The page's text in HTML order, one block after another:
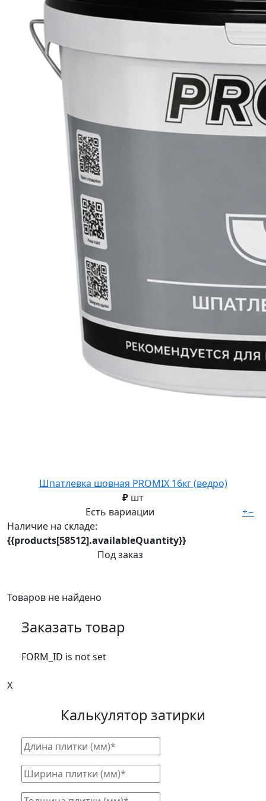
Шпатлевка шовная PROMIX 16кг (ведро)
₽ шт
Есть вариации
Наличие на складе:
{{products[58512].availableQuantity}}
Под заказ
+−
Товаров не найдено
Заказать товар
FORM_ID is not set
X
Калькулятор затирки